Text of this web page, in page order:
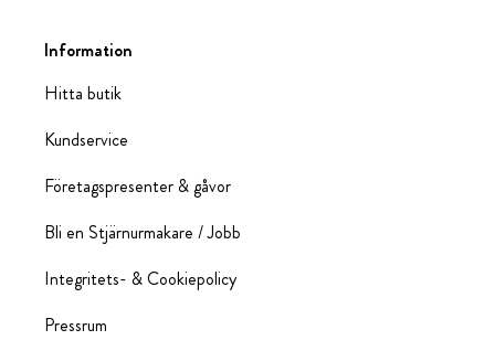
Information
Hitta butik
Kundservice
Företagspresenter & gåvor
Bli en Stjärnurmakare / Jobb
Integritets- & Cookiepolicy
Pressrum